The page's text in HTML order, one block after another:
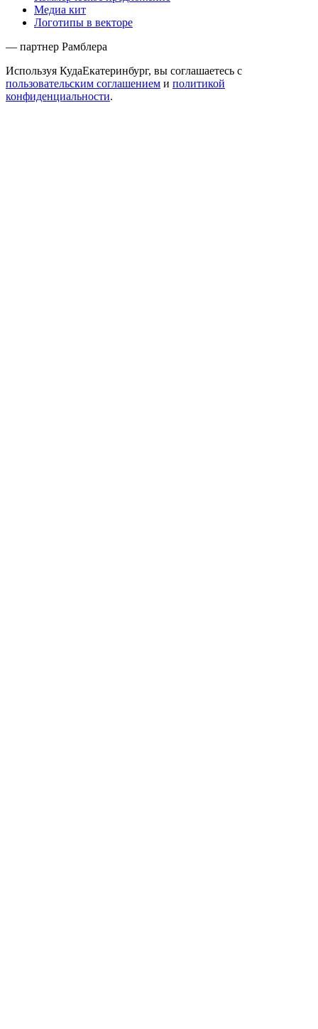
Медиа кит
Логотипы в векторе
— партнер Рамблера
Используя КудаЕкатеринбург, вы соглашаетесь с
пользовательским соглашением и политикой
конфиденциальности.